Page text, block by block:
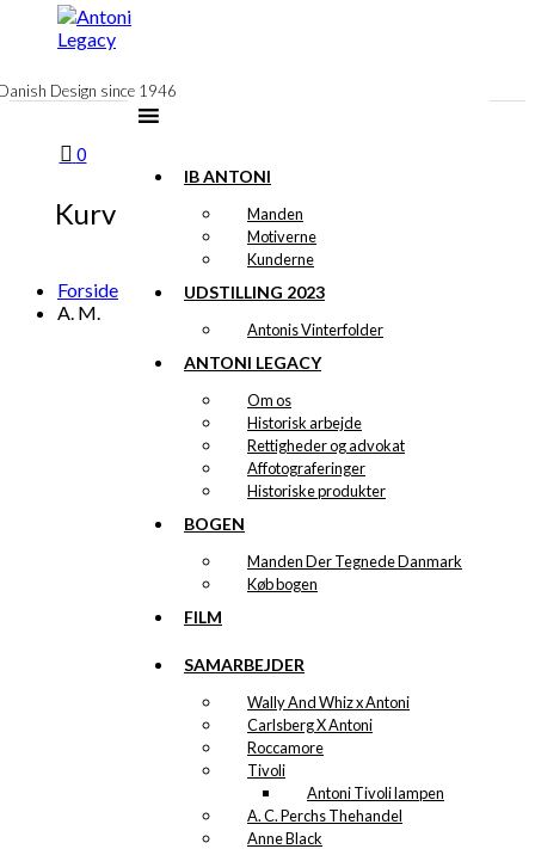
indhold
Design since 1946
IB ANTONI
Manden
Motiverne
Kunderne
UDSTILLING 2023
Antonis Vinterfolder
ANTONI LEGACY
Om os
Historisk arbejde
Rettigheder og advokat
Affotograferinger
Historiske produkter
BOGEN
Manden Der Tegnede Danmark
Køb bogen
FILM
SAMARBEJDER
Wally And Whiz x Antoni
Carlsberg X Antoni
Roccamore
Tivoli
Antoni Tivoli lampen
A. C. Perchs Thehandel
Anne Black
0
Kurv
Forside
A. M.